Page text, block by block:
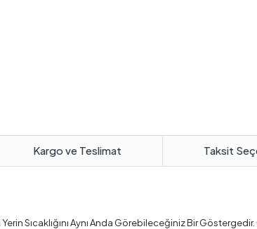
Kargo ve Teslimat Taksit
Sıcaklığını Aynı Anda Görebileceğiniz Bir